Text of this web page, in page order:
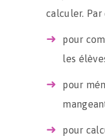
calculer. Par
pour
les
pour
pour